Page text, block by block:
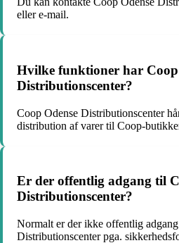
eller e-mail.
Hvilke funktioner har Coop
Distributionscenter?
Coop Odense Distributionscenter
distribution af varer til Coop-
Er der offentlig adgang til
Distributionscenter?
Normalt er der ikke offentlig
Distributionscenter pga.